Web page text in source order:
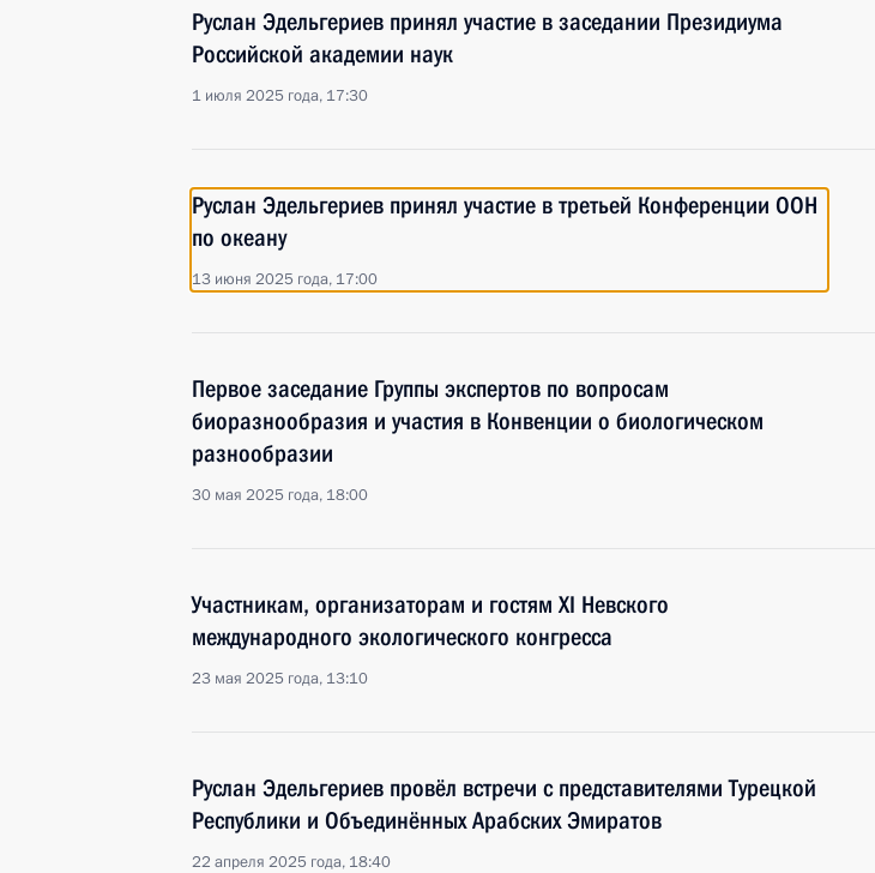
Руслан Эдельгериев принял участие в заседании Президиума
Российской академии наук
1 июля 2025 года, 17:30
Руслан Эдельгериев принял участие в третьей Конференции ООН
по океану
13 июня 2025 года, 17:00
Первое заседание Группы экспертов по вопросам
биоразнообразия и участия в Конвенции о биологическом
разнообразии
30 мая 2025 года, 18:00
Участникам, организаторам и гостям XI Невского
международного экологического конгресса
23 мая 2025 года, 13:10
Руслан Эдельгериев провёл встречи с представителями Турецкой
Республики и Объединённых Арабских Эмиратов
22 апреля 2025 года, 18:40